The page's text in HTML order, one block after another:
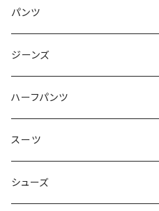
50/XL～
48/L
50/XL～
46/M
48/L
50/XL～
～44/S
46/M
48/L
50/XL～
パンツ
～44/S
46/M
48/L
50/XL～
ジーンズ
～44/S
46/M
48/L
ハーフパンツ
～44/S
46/M
スーツ
～44/S
シューズ